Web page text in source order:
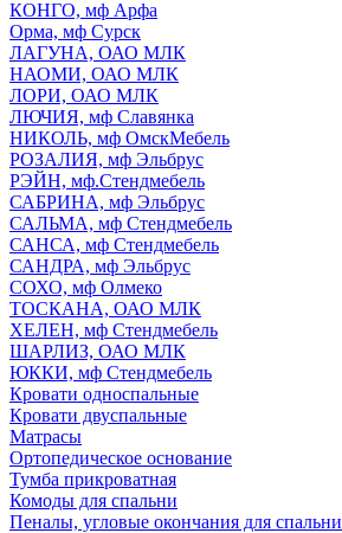
КОНГО, мф Арфа
Орма, мф Сурск
ЛАГУНА, ОАО МЛК
НАОМИ, ОАО МЛК
ЛОРИ, ОАО МЛК
ЛЮЧИЯ, мф Славянка
НИКОЛЬ, мф ОмскМебель
РОЗАЛИЯ, мф Эльбрус
РЭЙН, мф.Стендмебель
САБРИНА, мф Эльбрус
САЛЬМА, мф Стендмебель
САНСА, мф Стендмебель
САНДРА, мф Эльбрус
СОХО, мф Олмеко
ТОСКАНА, ОАО МЛК
ХЕЛЕН, мф Стендмебель
ШАРЛИЗ, ОАО МЛК
ЮККИ, мф Стендмебель
Кровати односпальные
Кровати двуспальные
Матрасы
Ортопедическое основание
Тумба прикроватная
Комоды для спальни
Пеналы, угловые окончания для спальни